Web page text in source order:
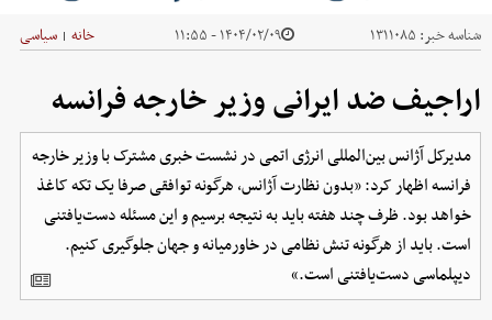
شناسه خبر: ۱۳۱۱۰۸۵ ۱۴۰۴/۰۲/۰۹ - ۱۱:۵۵ خانه | سیاسی
اراجیف ضد ایرانی وزیر خارجه فرانسه
مدیرکل آژانس بین‌المللی انرژی اتمی در نشست خبری مشترک با وزیر خارجه
فرانسه اظهار کرد: «بدون نظارت آژانس، هرگونه توافقی صرفا یک تکه کاغذ
خواهد بود. ظرف چند هفته باید به نتیجه برسیم و این مسئله دست‌یافتنی
است. باید از هرگونه تنش نظامی در خاورمیانه و جهان جلوگیری کنیم.
دیپلماسی دست‌یافتنی است.»